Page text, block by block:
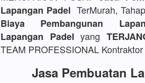
Lapangan Padel TerMurah,
Biaya Pembangunan
Lapangan Padel yang
TEAM PROFESSIONAL
Jasa Pembuatan